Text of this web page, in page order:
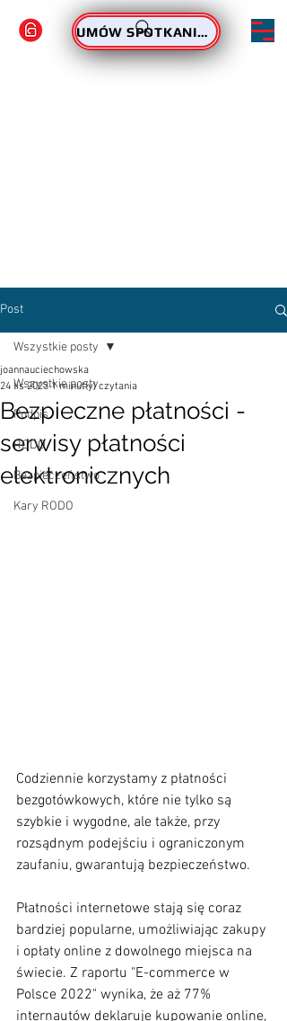
ZAMÓW PODPIS UMÓW SPOTKANIE - PODPIS
Post
Wszystkie posty
Podpis
RODO
Bezpieczeństwo
Kary RODO
Wszystkie posty
Bezpieczne płatności -
serwisy płatności
elektronicznych
joannauciechowska
24 lis 2023 1 minut(y) czytania
Codziennie korzystamy z płatności
bezgotówkowych, które nie tylko są
szybkie i wygodne, ale także, przy
rozsądnym podejściu i ograniczonym
zaufaniu, gwarantują bezpieczeństwo.
Płatności internetowe stają się coraz
bardziej popularne, umożliwiając zakupy
i opłaty online z dowolnego miejsca na
świecie. Z raportu "E-commerce w
Polsce 2022" wynika, że aż 77%
internautów deklaruje kupowanie online,